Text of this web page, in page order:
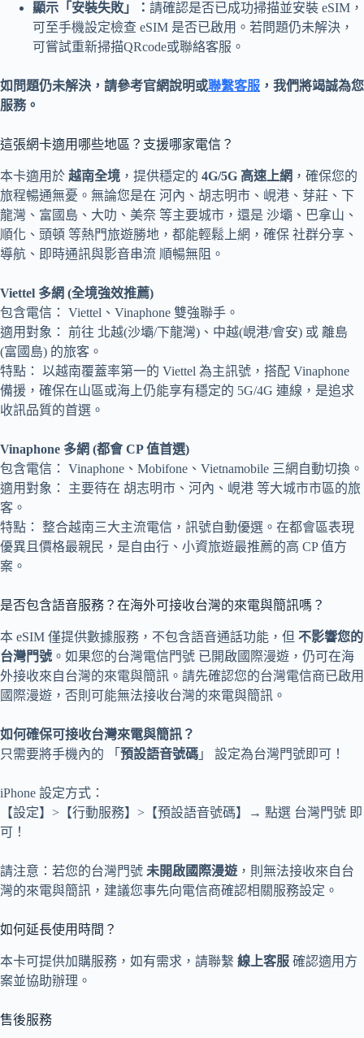
顯示「安裝失敗」： 請確認是否已成功掃描並安裝 eSIM，
可至手機設定檢查 eSIM 是否已啟用。若問題仍未解決，
可嘗試重新掃描QRcode或聯絡客服。
如問題仍未解決，請參考官網說明或聯繫客服 ，我們將竭誠為您
服務。
這張網卡適用哪些地區？支援哪家電信？
本卡適用於 越南全境 ，提供穩定的 4G/5G 高速上網 ，確保您的
旅程暢通無憂。無論您是在 河內、胡志明市、峴港、芽莊、下
龍灣、富國島、大叻、美奈 等主要城市，還是 沙壩、巴拿山、
順化、頭頓 等熱門旅遊勝地，都能輕鬆上網，確保 社群分享、
導航、即時通訊與影音串流 順暢無阻。
Viettel 多網 (全境強效推薦)
包含電信： Viettel、Vinaphone 雙強聯手。
適用對象： 前往 北越(沙壩/下龍灣)、中越(峴港/會安) 或 離島
(富國島) 的旅客。
特點： 以越南覆蓋率第一的 Viettel 為主訊號，搭配 Vinaphone
備援，確保在山區或海上仍能享有穩定的 5G/4G 連線，是追求
收訊品質的首選。
Vinaphone 多網 (都會 CP 值首選)
包含電信： Vinaphone、Mobifone、Vietnamobile 三網自動切換。
適用對象： 主要待在 胡志明市、河內、峴港 等大城市市區的旅
客。
特點： 整合越南三大主流電信，訊號自動優選。在都會區表現
優異且價格最親民，是自由行、小資旅遊最推薦的高 CP 值方
案。
是否包含語音服務？在海外可接收台灣的來電與簡訊嗎？
本 eSIM 僅提供數據服務，不包含語音通話功能，但 不影響您的
台灣門號 。如果您的台灣電信門號 已開啟國際漫遊，仍可在海
外接收來自台灣的來電與簡訊。請先確認您的台灣電信商已啟用
國際漫遊，否則可能無法接收台灣的來電與簡訊。
如何確保可接收台灣來電與簡訊？
只需要將手機內的 「 預設語音號碼 」 設定為台灣門號即可！
iPhone 設定方式：
【設定】>【行動服務】>【預設語音號碼】→ 點選 台灣門號 即
可！
請注意：若您的台灣門號 未開啟國際漫遊 ，則無法接收來自台
灣的來電與簡訊，建議您事先向電信商確認相關服務設定。
如何延長使用時間？
本卡可提供加購服務，如有需求，請聯繫 線上客服 確認適用方
案並協助辦理。
售後服務